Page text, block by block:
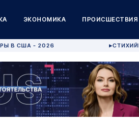
ЭКОНОМИКА ПРОИСШЕСТВИЯ
В США - 2026 ▶